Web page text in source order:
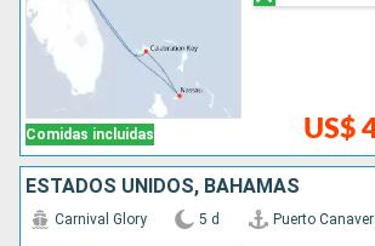
Comidas incluidas US$
ESTADOS UNIDOS, BAHAMAS
Carnival Glory 5 d Puerto